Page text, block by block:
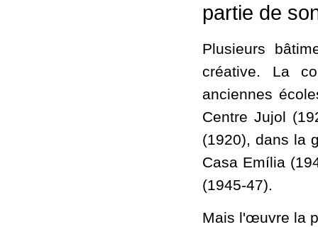
partie de
Plusieurs
créative. La
anciennes
Centre Jujol
(1920), dans la
Casa Emília
(1945-47).
Mais l'œuvre la